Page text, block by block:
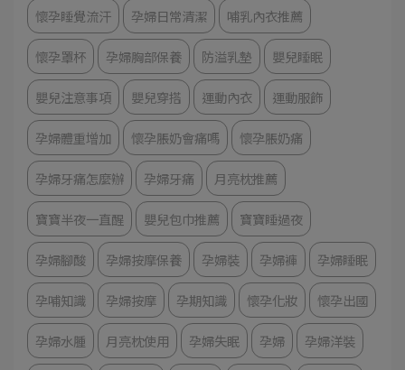
懷孕睡覺流汗 孕婦日常清潔 哺乳內衣推薦
懷孕罩杯 孕婦胸部保養 防溢乳墊 嬰兒睡眠
嬰兒注意事項 嬰兒穿搭 運動內衣 運動服飾
孕婦體重增加 懷孕脹奶會痛嗎 懷孕脹奶痛
孕婦牙痛怎麼辦 孕婦牙痛 月亮枕推薦
寶寶半夜一直醒 嬰兒包巾推薦 寶寶睡過夜
孕婦腳酸 孕婦按摩保養 孕婦裝 孕婦褲 孕婦睡眠
孕哺知識 孕婦按摩 孕期知識 懷孕化妝 懷孕出國
孕婦水腫 月亮枕使用 孕婦失眠 孕婦 孕婦洋裝